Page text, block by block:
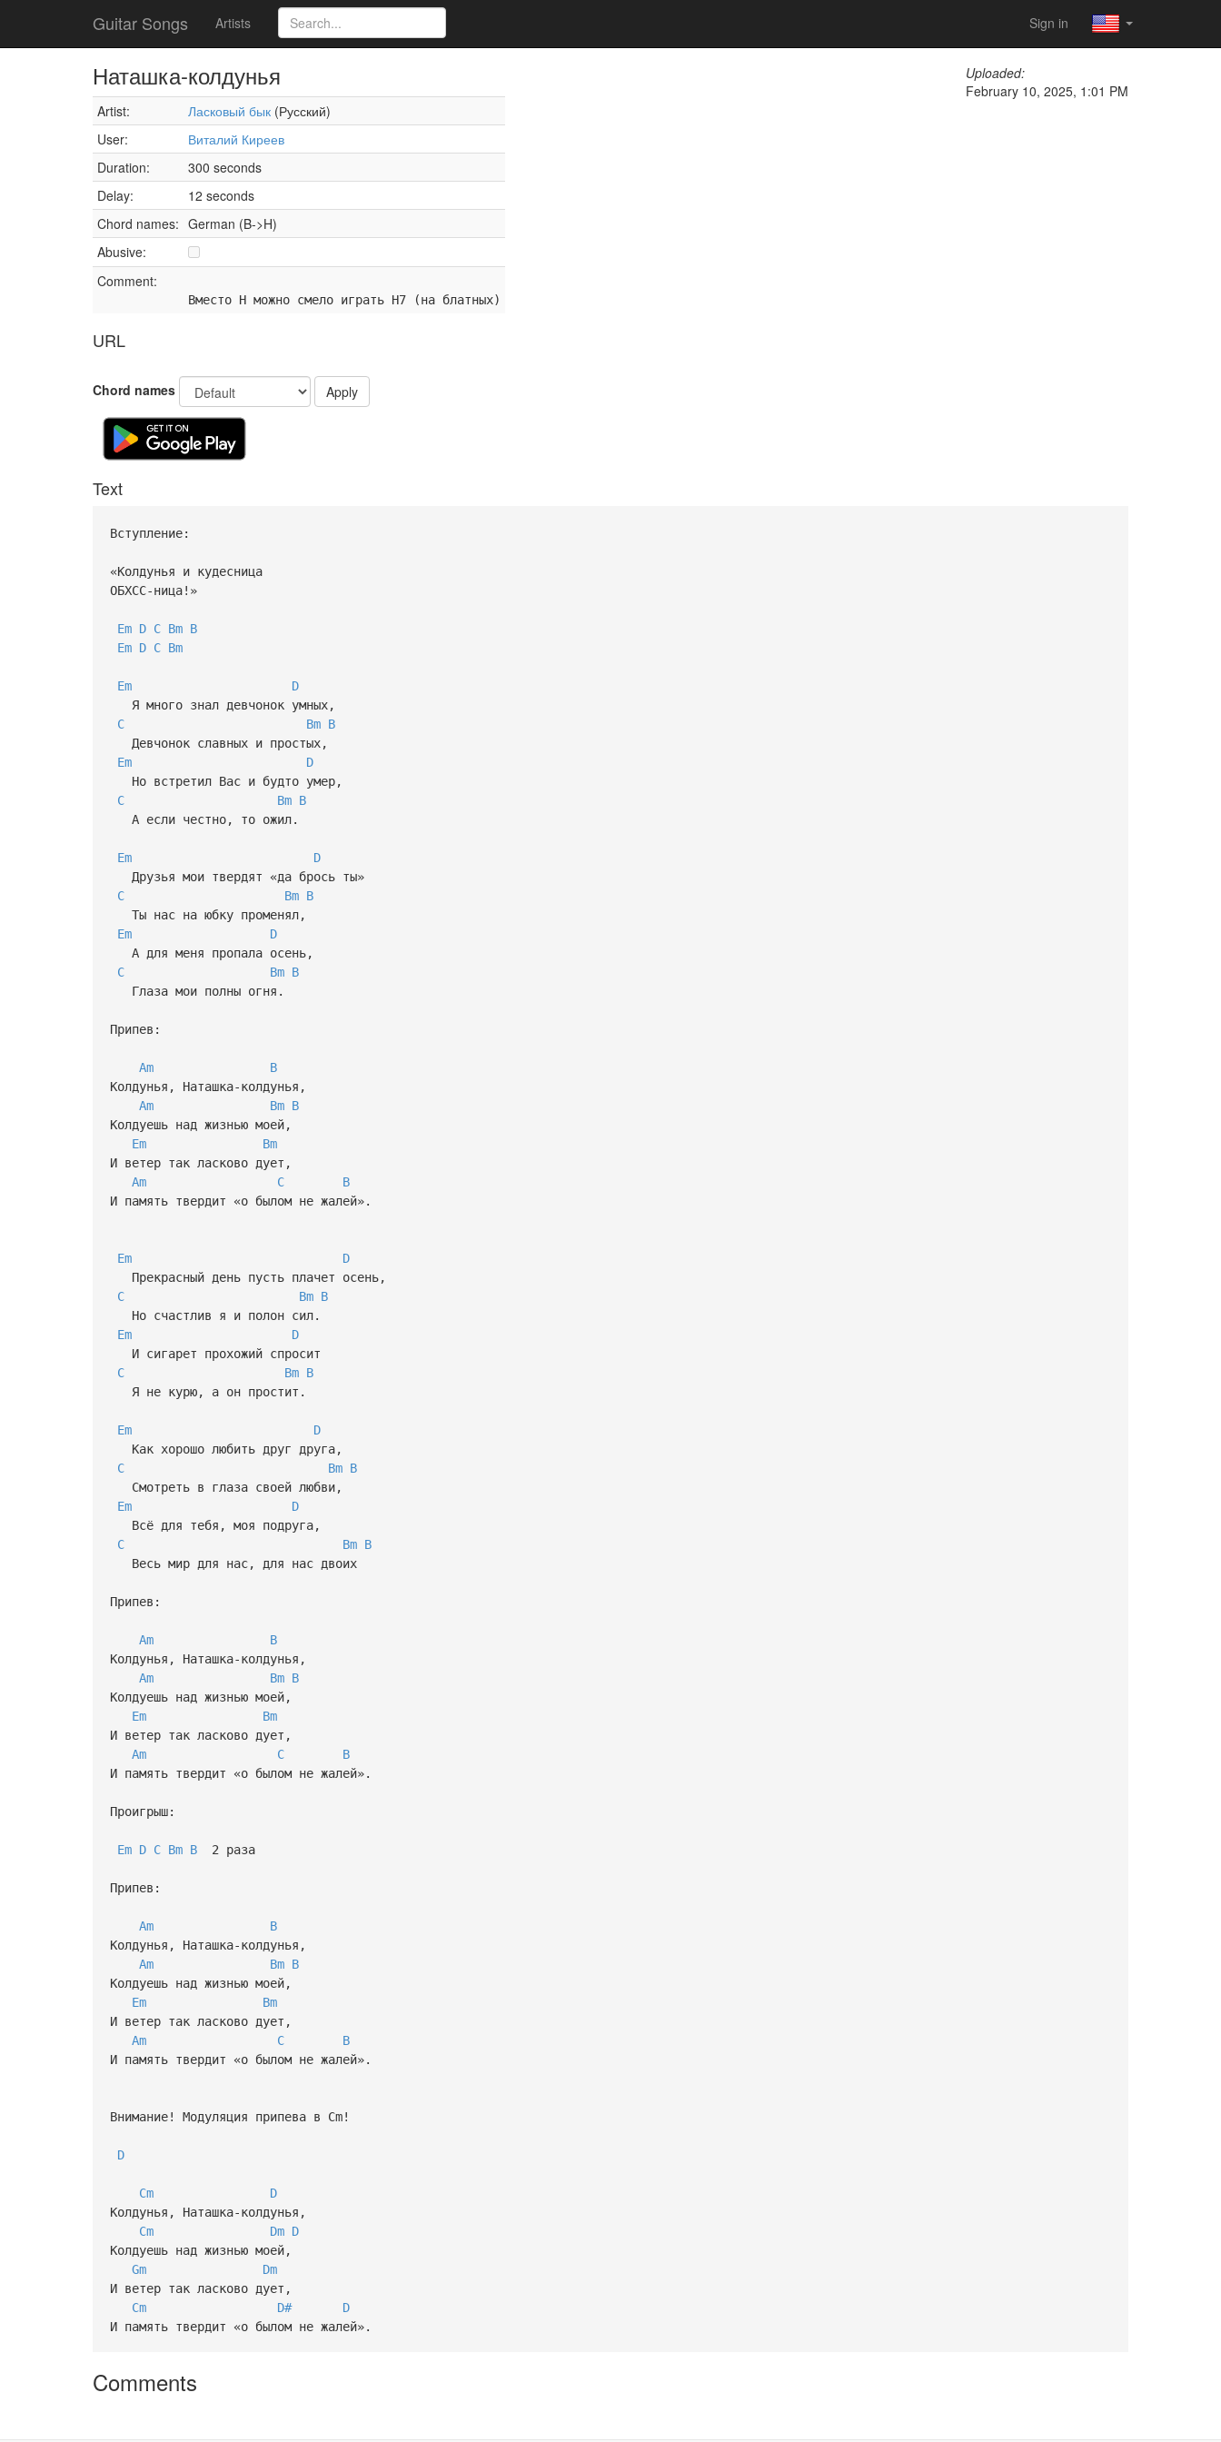
Guitar Songs Artists Sign in
Наташка-колдунья
Artist: Ласковый бык (Русский)
User:
Виталий Киреев
Duration:
300 seconds
Delay:
12 seconds
Chord names: German (B->H)
Abusive:
Comment:
Вместо H можно смело играть H7 (на блатных)
URL
Uploaded:
February 10, 2025, 1:01 PM
Chord names Apply
Text
Вступление:
«Колдунья и кудесница
ОБХСС-ница!»
Em D C Bm B
Em D C Bm
Em
D
Я много знал девчонок умных,
C
Bm B
Девчонок славных и простых,
Em
D
Но встретил Вас и будто умер,
C
Bm B
А если честно, то ожил.
Em
D
Друзья мои твердят «да брось ты»
C
Bm B
Ты нас на юбку променял,
Em
D
А для меня пропала осень,
C
Bm B
Глаза мои полны огня.
Припев:
Am
B
Колдунья, Наташка-колдунья,
Am
Bm B
Колдуешь над жизнью моей,
Em
Bm
И ветер так ласково дует,
Am
C
B
И память твердит «о былом не жалей».
Em
D
Прекрасный день пусть плачет осень,
C
Bm B
Но счастлив я и полон сил.
Em
D
И сигарет прохожий спросит
C
Bm B
Я не курю, а он простит.
Em
D
Как хорошо любить друг друга,
C
Bm B
Смотреть в глаза своей любви,
Em
D
Всё для тебя, моя подруга,
C
Bm B
Весь мир для нас, для нас двоих
Припев:
Am
B
Колдунья, Наташка-колдунья,
Am
Bm B
Колдуешь над жизнью моей,
Em
Bm
И ветер так ласково дует,
Am
C
B
И память твердит «о былом не жалей».
Проигрыш:
Em D C Bm B2 раза
Припев:
Am
B
Колдунья, Наташка-колдунья,
Am
Bm B
Колдуешь над жизнью моей,
Em
Bm
И ветер так ласково дует,
Am
C
B
И память твердит «о былом не жалей».
Внимание! Модуляция припева в Cm!
D
Cm
D
Колдунья, Наташка-колдунья,
Cm
Dm D
Колдуешь над жизнью моей,
Gm
Dm
И ветер так ласково дует,
Cm
D#
D
И память твердит «о былом не жалей».
Comments